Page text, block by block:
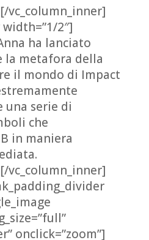
vc_column_inner]
2″]
ha lanciato
la metafora della
il mondo di Impact
una serie di
che
in maniera
vc_column_inner]
onclick=”zoom”]